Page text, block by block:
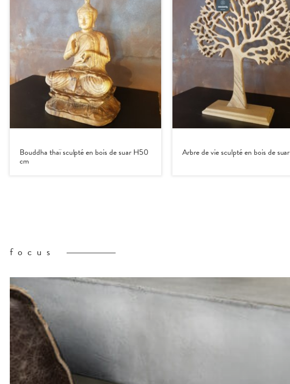
Bouddha thaï sculpté en bois de suar H50
cm
Arbre de vie sculpté en bois de suar
focus